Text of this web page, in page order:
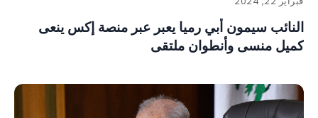
النائب سيمون أبي رميا يعبر عبر منصة إكس ينعى
كميل منسى وأنطوان ملتقى